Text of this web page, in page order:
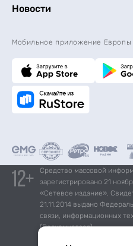
Новости
Мобильное приложение
Средство массовой
зарегистрировано 21
«Сетевое издание».
21.11.2014 выдано
связи, информационных
(Роскомнадзор).